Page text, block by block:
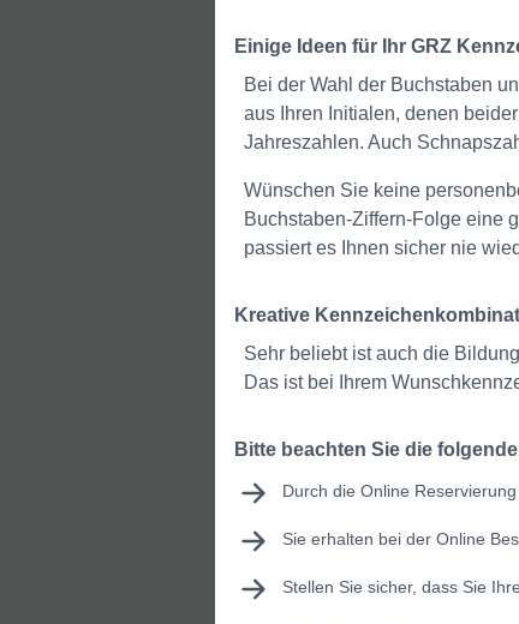
Einige Ideen für Ihr GRZ
Bei der Wahl der Buchstaben
aus Ihren Initialen, denen
Jahreszahlen. Auch
Wünschen Sie keine
Buchstaben-Ziffern-Folge eine
passiert es Ihnen sicher nie
Kreative
Sehr beliebt ist auch die
Das ist bei Ihrem
Bitte beachten Sie die
Durch die Online
Sie erhalten bei der Online
Stellen Sie sicher, dass Sie Ihre